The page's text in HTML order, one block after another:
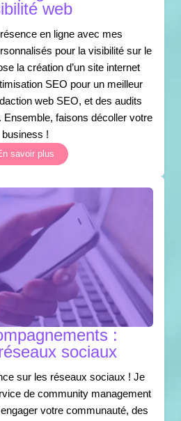
web
en ligne avec mes
pour la visibilité sur le
la création d’un site internet
SEO pour un meilleur
web SEO, et des audits
faisons décoller votre
business !
savoir plus
:
sociaux
sur les réseaux sociaux ! Je
de community management
votre communauté, des